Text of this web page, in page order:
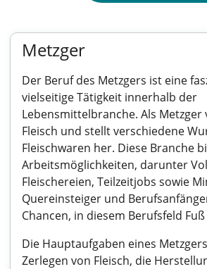
Metzger
Der Beruf des Metzgers ist eine
vielseitige Tätigkeit innerhalb der
Lebensmittelbranche. Als
Fleisch und stellt verschiedene
Fleischwaren her. Diese Branche
Arbeitsmöglichkeiten, darunter
Fleischereien, Teilzeitjobs sowie
Quereinsteiger und
Chancen, in diesem Berufsfeld Fuß
Die Hauptaufgaben eines
Zerlegen von Fleisch, die